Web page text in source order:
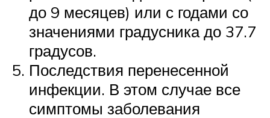
до 9 месяцев) или с годами со
значениями градусника до 37.7
градусов.
Последствия перенесенной
инфекции. В этом случае все
симптомы заболевания